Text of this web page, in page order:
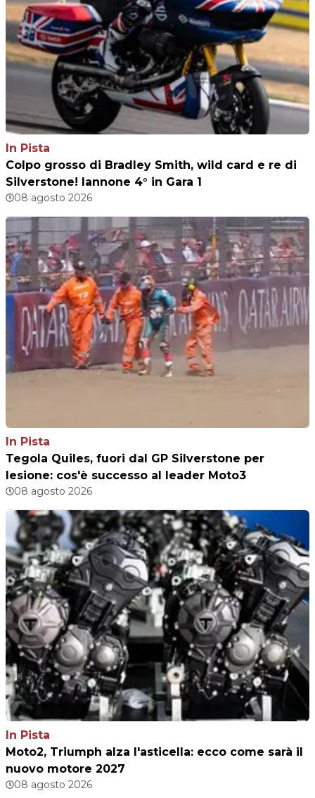
In Pista
Colpo grosso di Bradley Smith, wild card e re di
Silverstone! Iannone 4° in Gara 1
08 agosto 2026
In Pista
Tegola Quiles, fuori dal GP Silverstone per
lesione: cos'è successo al leader Moto3
08 agosto 2026
In Pista
Moto2, Triumph alza l'asticella: ecco come sarà il
nuovo motore 2027
08 agosto 2026